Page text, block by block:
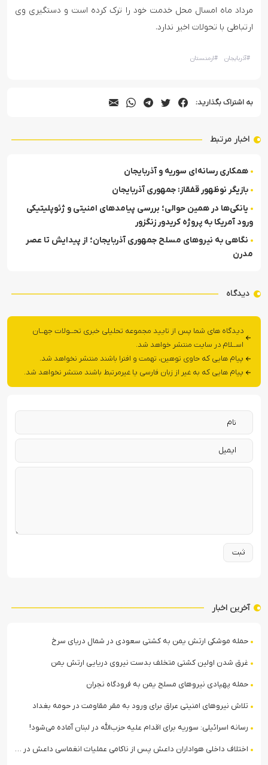
مرداد ماه امسال محل خدمت خود را ترک کرده است و دستگیری وی
ارتباطی با تحولات اخیر ندارد.
#آذربایجان #ارمنستان
به اشتراک بگذارید:
اخبار مرتبط
همکاری رسانه‌ای سوریه و آذربایجان
بازیگر نوظهور قفقاز: جمهوری آذربایجان
یانکی‌ها در همین حوالی‌؛ بررسی پیامدهای امنیتی و ژئوپلیتیکی
ورود آمریکا به پروژه کریدور زنگزور‎
نگاهی به نیروهای مسلح جمهوری آذربایجان؛ از پیدایش تا عصر
مدرن
دیدگاه
دیدگاه های شما پس از تایید مجموعه تحلیلی خبری تحــولات جهــان
اســلام در سایت منتشر خواهد شد.
پیام هایی که حاوی توهین، تهمت و افترا باشند منتشر نخواهد شد.
پیام هایی که به غیر از زبان فارسی یا غیرمرتبط باشند منتشر نخواهد شد.
آخرین اخبار
حمله موشکی ارتش یمن به کشتی سعودی در شمال دریای سرخ
غرق شدن اولین کشتی متخلف بدست نیروی دریایی ارتش یمن
حمله پهپادی نیروهای مسلح یمن به فرودگاه نجران
تلاش نیروهای امنیتی عراق برای ورود به مقر مقاومت در حومه بغداد
رسانه اسرائیلی: سوریه برای اقدام علیه حزب‌الله در لبنان آماده می‌شود!
اختلاف داخلی هواداران داعش پس از ناکامی عملیات انغماسی داعش در رقه